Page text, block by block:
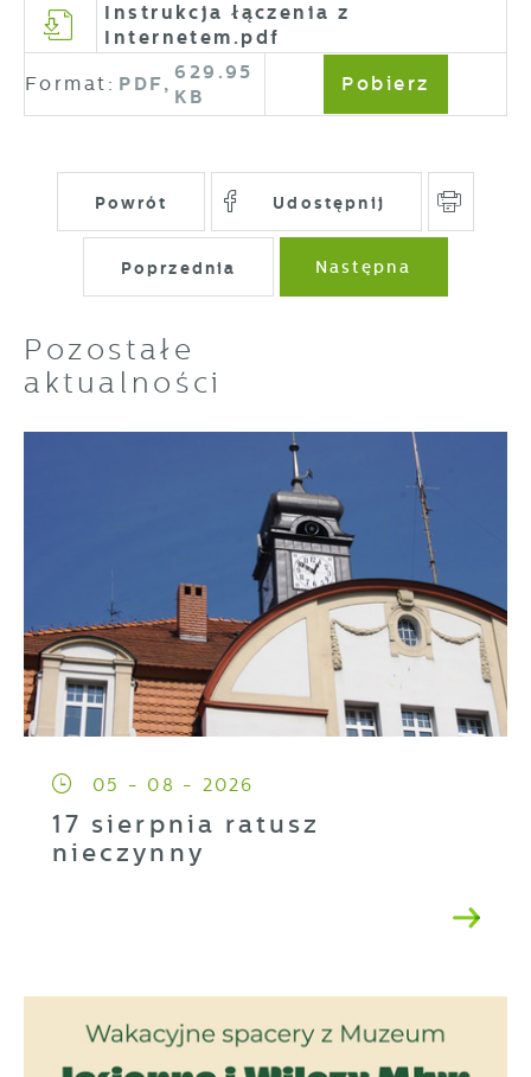
Instrukcja łączenia z
Internetem.pdf
Format: PDF,
629.95
KB
Pobierz
Powrót Udostępnij
Poprzednia Następna
Pozostałe
aktualności
05 - 08 - 2026
17 sierpnia ratusz
nieczynny